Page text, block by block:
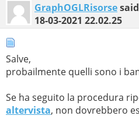
GraphOGLRisorse
18-03-2021 22.02.25
Salve,
probailmente quelli sono i
Se ha seguito la procedura
altervista, non dovrebbero